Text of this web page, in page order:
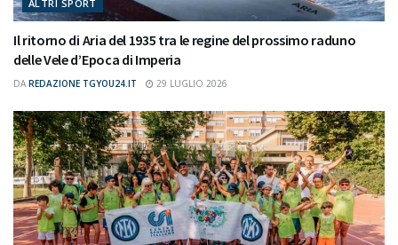
ALTRI SPORT
Il ritorno di Aria del 1935 tra le regine del prossimo raduno
delle Vele d’Epoca di Imperia
DA REDAZIONE TGYOU24.IT 29 LUGLIO 2026